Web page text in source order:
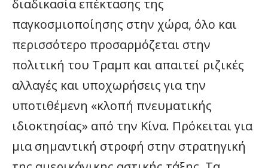
διαδικασία επέκτασης της
παγκοσμιοποίησης στην χώρα, όλο και
περισσότερο προσαρμόζεται στην
πολιτική του Τραμπ και απαιτεί ριζικές
αλλαγές και υποχωρήσεις για την
υποτιθέμενη «κλοπή πνευματικής
ιδιοκτησίας» από την Κίνα. Πρόκειται για
μια σημαντική στροφή στην στρατηγική